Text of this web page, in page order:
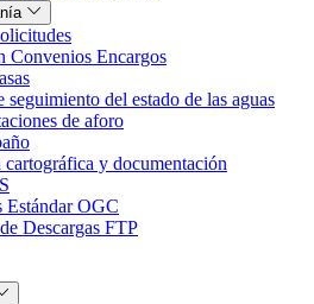
Convenios Encargos
seguimiento del estado de las aguas
de aforo
y documentación
Estándar OGC
Descargas FTP